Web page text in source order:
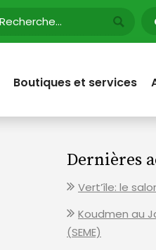
Boutiques et services
Dernières
Vert’île: le
Koudmen au
(SEME)